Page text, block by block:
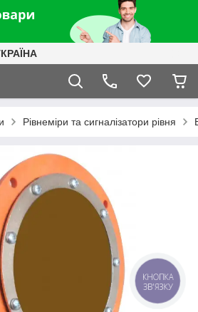
Рівнеміри та сигналізатори рівня
КНОПКА
ЗВ'ЯЗКУ